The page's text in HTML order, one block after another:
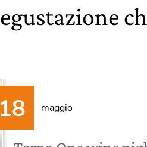
maggio